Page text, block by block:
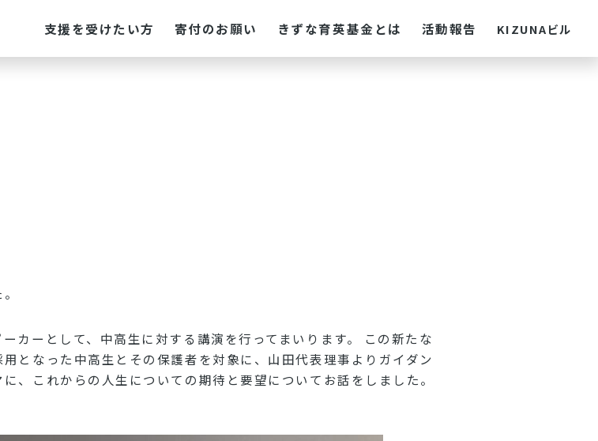
支援を受けたい方 寄付のお願い きずな育英基金とは 活動報告 KIZUNAビル
カーとして、中高生に対する講演を行ってまいります。 この新たな
となった中高生とその保護者を対象に、山田代表理事よりガイダン
、これからの人生についての期待と要望についてお話をしました。